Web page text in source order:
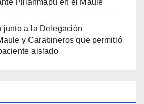
Pillanmapu en el Maule
junto a la Delegación
y Carabineros que permitió
aislado